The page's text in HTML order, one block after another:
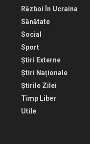
Război În Ucraina
Sănătate
Social
Sport
Știri Externe
Știri Naționale
Știrile Zilei
Timp Liber
Utile